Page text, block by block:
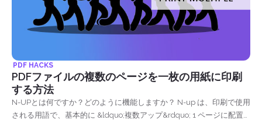
PDF HACKS
PDFファイルの複数のページを一枚の用紙に印刷
する方法
N-UPとは何ですか？どのように機能しますか？ N-up は、印刷で使用
される用語で、基本的に &ldquo;複数アップ&rdquo; 1 ページに配置